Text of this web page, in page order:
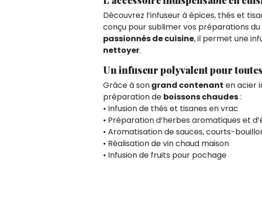
Découvrez l’infuseur à épices, thés et
conçu pour sublimer vos préparations du
passionnés de cuisine, il permet une
nettoyer.
Un infuseur polyvalent pour
Grâce à songrand contenant en acier
préparation de boissons chaudes:
• Infusion de thés et tisanes en vrac
• Préparation d’herbes aromatiques et
• Aromatisation de sauces, courts-
• Réalisation de vin chaud maison
• Infusion de fruits pour pochage